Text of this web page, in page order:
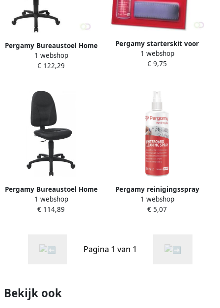
Pergamy Bureaustoel Home
Chair 50 blauw
1 webshop
€ 122,29
Pergamy starterskit voor
whiteboards 3 -delig
1 webshop
€ 9,75
Pergamy Bureaustoel Home
Chair 50 zwart
1 webshop
€ 114,89
Pergamy reinigingsspray
voor whiteboards flesje van
250 ml
1 webshop
€ 5,07
Pagina 1 van 1
Bekijk ook